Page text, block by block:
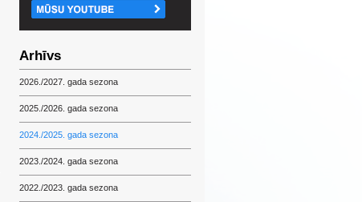
Arhīvs
2026./2027. gada sezona
2025./2026. gada sezona
2024./2025. gada sezona
2023./2024. gada sezona
2022./2023. gada sezona